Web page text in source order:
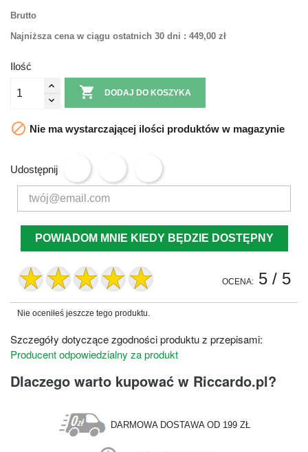
Brutto
Najniższa cena w ciągu ostatnich 30 dni : 449,00 zł
Ilość
 DODAJ DO KOSZYKA
 Nie ma wystarczającej ilości produktów w magazynie
Udostępnij
POWIADOM MNIE KIEDY BĘDZIE DOSTĘPNY
OCENA: 5 / 5
Nie oceniłeś jeszcze tego produktu.
Szczegóły dotyczące zgodności produktu z przepisami:
Producent odpowiedzialny za produkt
Dlaczego warto kupować w Riccardo.pl?
DARMOWA DOSTAWA OD 199 ZŁ